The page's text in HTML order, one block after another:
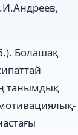
Болашақ
танымдық
мотивациялық-